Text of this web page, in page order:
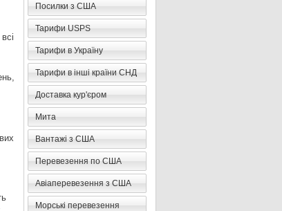
Посилки з США
Тарифи USPS
Тарифи в Україну
Тарифи в інші країни СНД
Доставка кур'єром
Мита
Вантажі з США
Перевезення по США
Авіаперевезення з США
Морські перевезення